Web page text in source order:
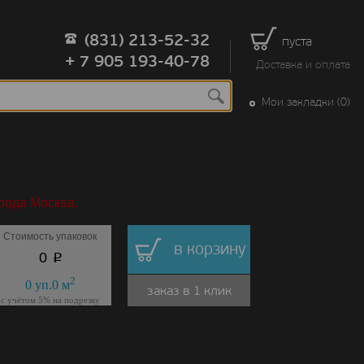
пуста
Доставка и оплата
(831) 213-52-32
+ 7 905 193-40-78
Мои закладки (0)
Москва.
Стоимость упаковок
0 p
0уп.0м2
с учётом 5% на подрезку
в корзину
заказ в 1 клик